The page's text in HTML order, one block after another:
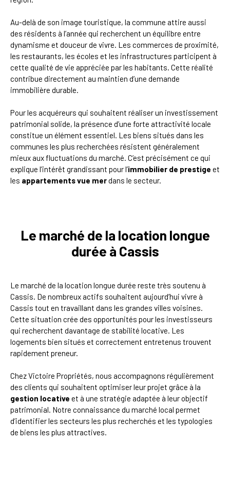
Au-delà de son image touristique, la commune attire aussi
des résidents à l’année qui recherchent un équilibre entre
dynamisme et douceur de vivre. Les commerces de proximité,
les restaurants, les écoles et les infrastructures participent à
cette qualité de vie appréciée par les habitants. Cette réalité
contribue directement au maintien d’une demande
immobilière durable.
Pour les acquéreurs qui souhaitent réaliser un investissement
patrimonial solide, la présence d’une forte attractivité locale
constitue un élément essentiel. Les biens situés dans les
communes les plus recherchées résistent généralement
mieux aux fluctuations du marché. C’est précisément ce qui
explique l’intérêt grandissant pour l’immobilier de prestige et
les appartements vue merdans le secteur.
Le marché de la location longue
durée à Cassis
Le marché de la location longue durée reste très soutenu à
Cassis. De nombreux actifs souhaitent aujourd’hui vivre à
Cassis tout en travaillant dans les grandes villes voisines.
Cette situation crée des opportunités pour les investisseurs
qui recherchent davantage de stabilité locative. Les
logements bien situés et correctement entretenus trouvent
rapidement preneur.
Chez Victoire Propriétés, nous accompagnons régulièrement
des clients qui souhaitent optimiser leur projet grâce à la
gestion locative et à une stratégie adaptée à leur objectif
patrimonial. Notre connaissance du marché local permet
d’identifier les secteurs les plus recherchés et les typologies
de biens les plus attractives.